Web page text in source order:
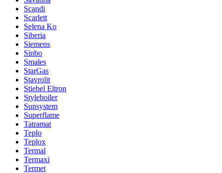
Scandi
Scarlett
Selena Ko
Siberia
Siemens
Sinbo
Smales
StarGas
Stavrolit
Stiebel Eltron
Styleboiler
Sunsystem
Superflame
Tatramat
Teplo
Teplox
Termal
Termaxi
Termet